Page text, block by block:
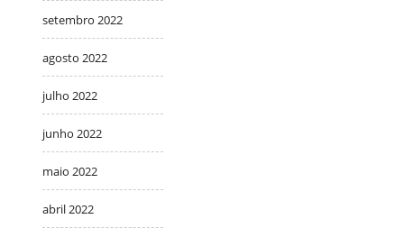
setembro 2022
agosto 2022
julho 2022
junho 2022
maio 2022
abril 2022